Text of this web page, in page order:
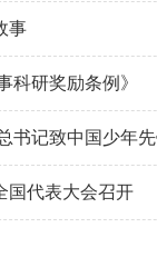
事
科研奖励条例》
国代表大会召开